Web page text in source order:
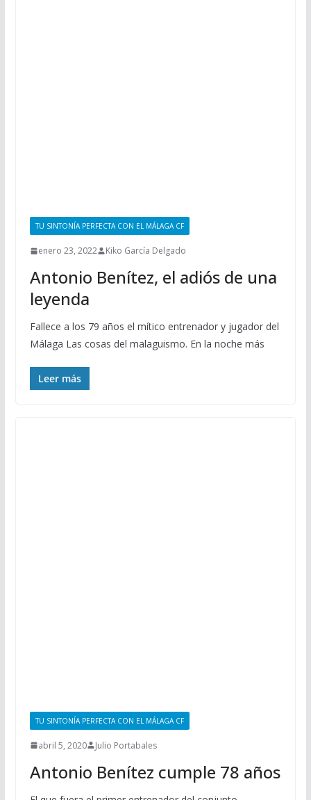
TU SINTONÍA PERFECTA CON EL MÁLAGA CF
enero 23, 2022 Kiko García Delgado
Antonio Benítez, el adiós de una
leyenda
Fallece a los 79 años el mítico entrenador y jugador del
Málaga Las cosas del malaguismo. En la noche más
Leer más
TU SINTONÍA PERFECTA CON EL MÁLAGA CF
abril 5, 2020 Julio Portabales
Antonio Benítez cumple 78 años